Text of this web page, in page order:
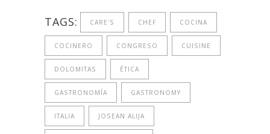
TAGS: CARE'S CHEF COCINA
COCINERO CONGRESO CUISINE
DOLOMITAS ÉTICA
GASTRONOMÍA GASTRONOMY
ITALIA JOSEAN ALIJA